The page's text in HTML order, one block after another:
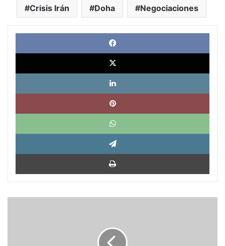
Crisis Irán Doha Negociaciones
X